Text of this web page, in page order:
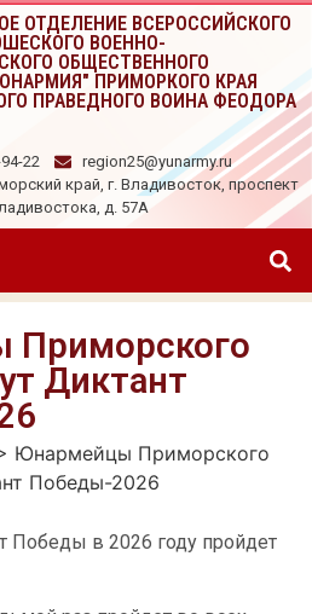
ОТДЕЛЕНИЕ ВСЕРОССИЙСКОГО
ВОЕННО-
ОБЩЕСТВЕННОГО
ПРИМОРКОГО КРАЯ
ПРАВЕДНОГО ВОИНА ФЕОДОРА
22
region25@yunarmy.ru
край, г. Владивосток, проспект
д. 57А
Диктант
Юнармейцы Приморского
Победы-2026
Победы в 2026 году пройдет